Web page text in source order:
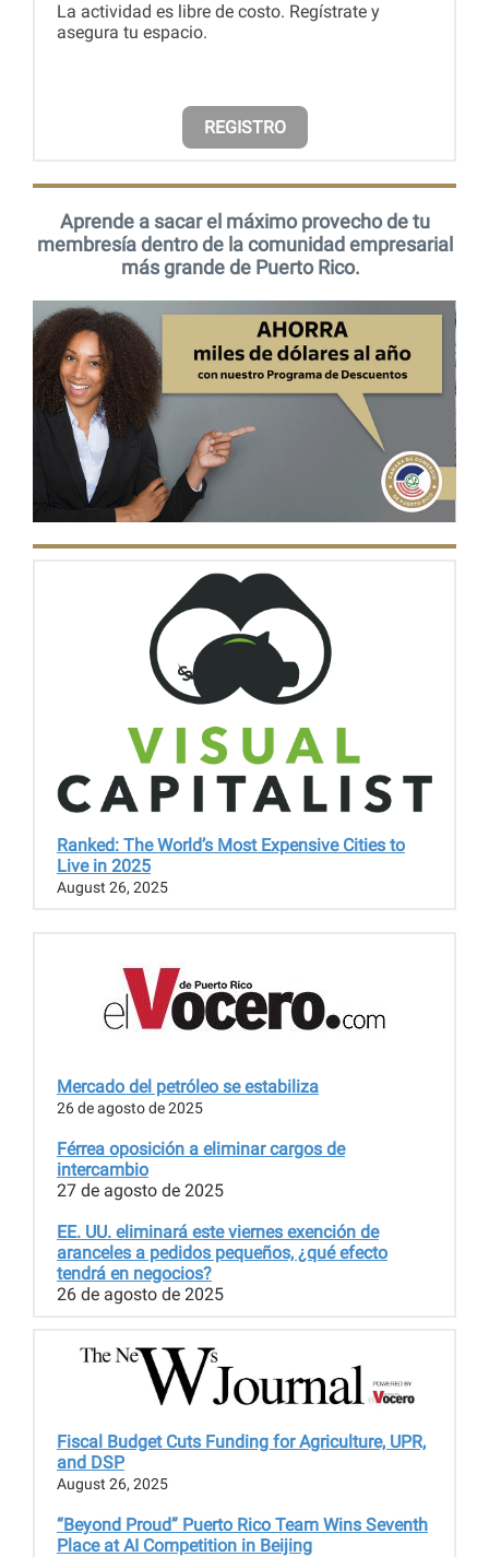
La actividad es libre de costo. Regístrate y
asegura tu espacio.
REGISTRO
Aprende a sacar el máximo provecho de tu
membresía dentro de la comunidad empresarial
más grande de Puerto Rico.
Ranked: The World’s Most Expensive Cities to
Live in 2025
August 26, 2025
Mercado del petróleo se estabiliza
26 de agosto de 2025
Férrea oposición a eliminar cargos de
intercambio
27 de agosto de 2025
EE. UU. eliminará este viernes exención de
aranceles a pedidos pequeños, ¿qué efecto
tendrá en negocios?
26 de agosto de 2025
Fiscal Budget Cuts Funding for Agriculture, UPR,
and DSP
August 26, 2025
“Beyond Proud” Puerto Rico Team Wins Seventh
Place at AI Competition in Beijing